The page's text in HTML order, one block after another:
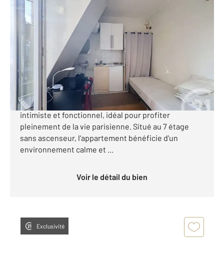
10,53 m
Ref : 1530
Appartement à vendre
129 000 €
Métro Vaugirard Marie du 15éme Véritable petit
cocon parisien, ce charmant studio offre un cadre
intimiste et fonctionnel, idéal pour profiter
pleinement de la vie parisienne. Situé au 7 étage
sans ascenseur, l'appartement bénéficie d'un
environnement calme et ...
Voir le détail du bien
Exclusivité